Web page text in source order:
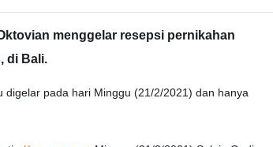
menggelar resepsi pernikahan
di Bali.
digelar pada hari Minggu (21/2/2021) dan hanya